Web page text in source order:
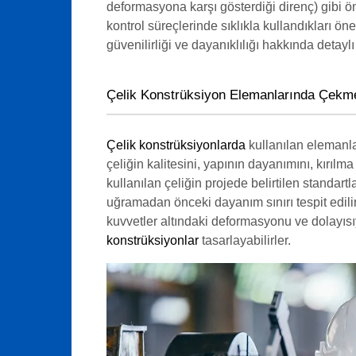
deformasyona karşı gösterdiği direnç) gibi
kontrol süreçlerinde sıklıkla kullandıkları
güvenilirliği ve dayanıklılığı hakkında
Çelik Konstrüksiyon Elemanlarında
Çelik konstrüksiyonlarda kullanılan
çeliğin kalitesini, yapının dayanımını,
kullanılan çeliğin projede belirtilen
uğramadan önceki dayanım sınırı tespit
kuvvetler altındaki deformasyonu ve
konstrüksiyonlartasarlayabilirler.